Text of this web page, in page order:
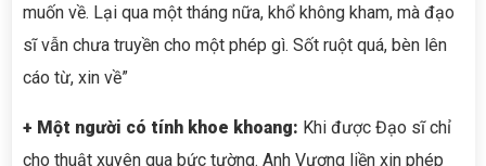
muốn về. Lại qua một tháng nữa, khổ không kham, mà đạo
sĩ vẫn chưa truyền cho một phép gì. Sốt ruột quá, bèn lên
cáo từ, xin về”
+ Một người có tính khoe khoang: Khi được Đạo sĩ chỉ
cho thuật xuyên qua bức tường. Anh Vương liền xin phép